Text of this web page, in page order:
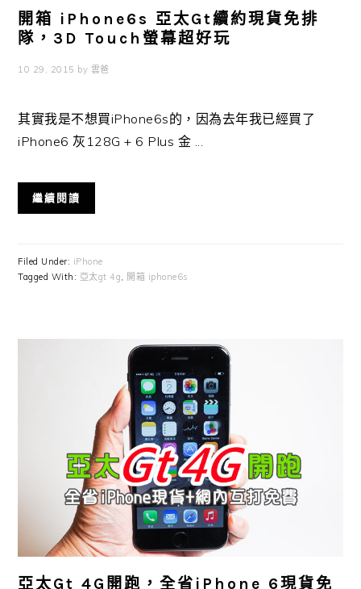
開箱 iPhone6s 亞太Gt續約現貨免排
隊，3D Touch螢幕超好玩
10 29, 2015 by 雲爸
其實我是不想買iPhone6s的，因為去年我已經買了
iPhone6 灰128G + 6 Plus 金 ...
繼續閱讀
Filed Under: iPhone
Tagged With: 亞太gt 4g, 開箱 iphone6s
亞太Gt 4G開跑，全省iPhone 6現貨免